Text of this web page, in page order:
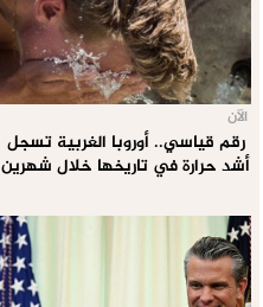
الآن
رقم قياسي.. أوروبا الغربية تسجل
أشد حرارة في تاريخها خلال شهرين